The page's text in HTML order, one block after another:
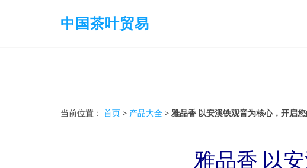
中国茶叶贸易
当前位置： 首页 > 产品大全 > 雅品香 以安溪铁观音为核心，开启
雅品香 以